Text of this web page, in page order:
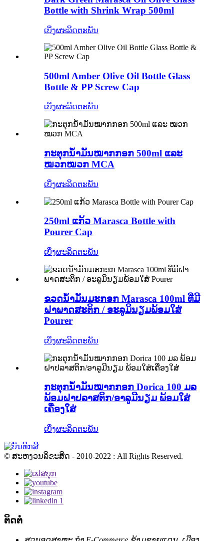
Bottle with Shrink Wrap 500ml
ເບິ່ງຜະລິດຕະພັນ
500ml Amber Olive Oil Bottle Glass
Bottle & PP Screw Cap
ເບິ່ງຜະລິດຕະພັນ
ກະຕຸກນ້ຳມັນໝາກກອກ 500ml ແລະ
ໝວກໝວກ MCA
ເບິ່ງຜະລິດຕະພັນ
250ml ແກ້ວ Marasca Bottle with
Pourer Cap
ເບິ່ງຜະລິດຕະພັນ
ຂວດນ້ໍາມັນມະກອກ Marasca 100ml ທີ່ມີ
ຝາພາດສະຕິກ / ອະລູມິນຽມພ້ອມໃສ່
Pourer
ເບິ່ງຜະລິດຕະພັນ
ກະຕຸກນ້ຳມັນໝາກກອກ Dorica 100 ມລ
ພ້ອມຝາປລາສຕິກ/ອາລູມີນຽມ ພ້ອມໃສ່
ເຄື່ອງໃສ່
ເບິ່ງຜະລິດຕະພັນ
© ສະຫງວນລິຂະສິດ - 2010-2022 : All Rights Reserved.
ຕິດຕໍ່